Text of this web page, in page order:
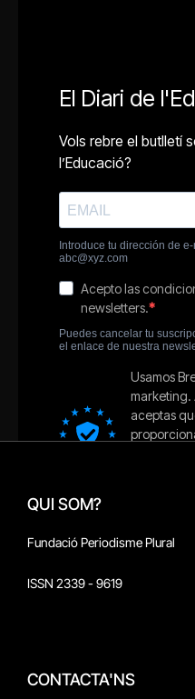
QUI SOM?
Fundació Periodisme Plural
ISSN 2339 - 9619
CONTACTA'NS